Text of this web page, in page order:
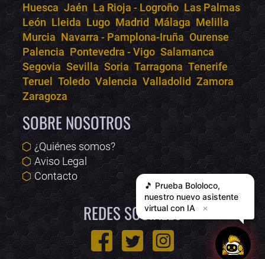
Huesca Jaén La Rioja - Logroño Las Palmas
León Lleida Lugo Madrid Málaga Melilla
Murcia Navarra - Pamplona-Iruña Ourense
Palencia Pontevedra - Vigo Salamanca
Segovia Sevilla Soria Tarragona Tenerife
Teruel
Toledo Valencia Valladolid Zamora
Zaragoza
SOBRE NOSOTROS
¿Quiénes somos?
Aviso Legal
Contacto
REDES SOCIALES
🎵 Prueba Bololoco,
nuestro nuevo asistente
virtual con IA
✕